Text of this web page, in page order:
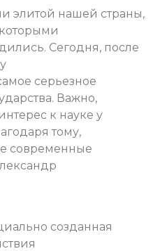
элитой нашей страны,
Сегодня, после
серьезное
Важно,
к науке у
тому,
современные
созданная